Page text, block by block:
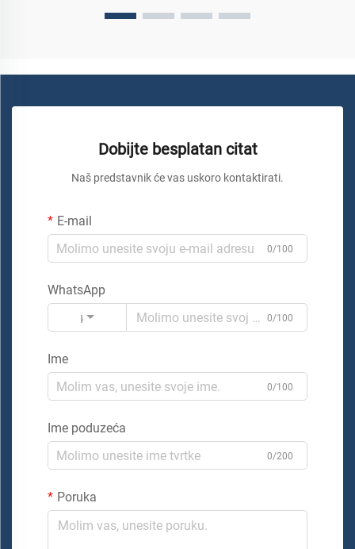
Dobijte besplatan citat
Naš predstavnik će vas uskoro kontaktirati.
E-mail
0/100
WhatsApp
Kod
0/100
Ime
0/100
Ime poduzeća
0/200
Poruka